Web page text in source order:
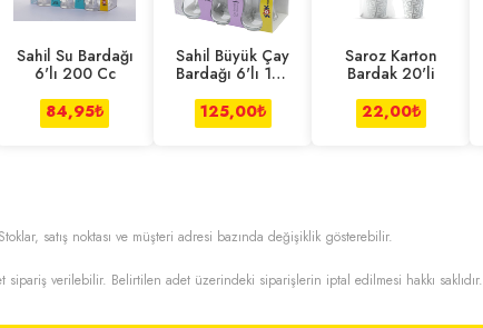
Sahil Su Bardağı
6'lı 200 Cc
84,95₺
Sahil Büyük Çay
Bardağı 6'lı 165
125,00₺
Saroz Karton
Bardak 20'li
22,00₺
satış noktası ve müşteri adresi bazında değişiklik gösterebilir.
sipariş verilebilir. Belirtilen adet üzerindeki siparişlerin iptal edilmesi hakkı saklıdır.